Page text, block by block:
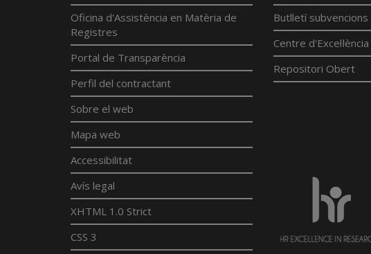
Oficina d'Assistència en Matèria de
Registres
Portal de Transparència
Perfil del contractant
Sobre el web
Mapa web
Accessibilitat
Avís legal
XHTML 1.0 Strict
CSS 3
Butlletí subvencions
Centre
Repositori Obert